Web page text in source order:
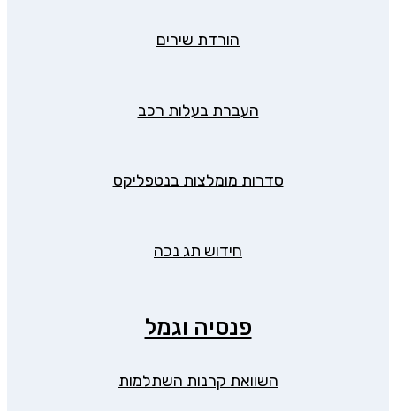
הורדת שירים
העברת בעלות רכב
סדרות מומלצות בנטפליקס
חידוש תג נכה
פנסיה וגמל
השוואת קרנות השתלמות